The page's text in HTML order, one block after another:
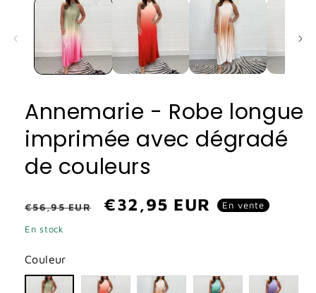
fenêtre
modale
Annemarie - Robe longue
imprimée avec dégradé
de couleurs
Prix
habituel
€56,95 EUR
Prix
€32,95 EUR En vente
En stock
Couleur